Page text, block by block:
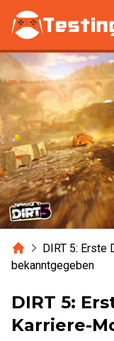
Zum Hauptinhalt
HomeDIRT 5: Erste
bekanntgegeben
DIRT 5:
Karriere-